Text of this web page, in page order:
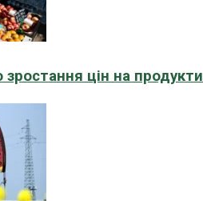
цін на продукти